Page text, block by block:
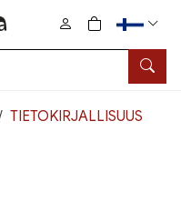
Hae
0
tuotetta
TIETOKIRJALLISUUS